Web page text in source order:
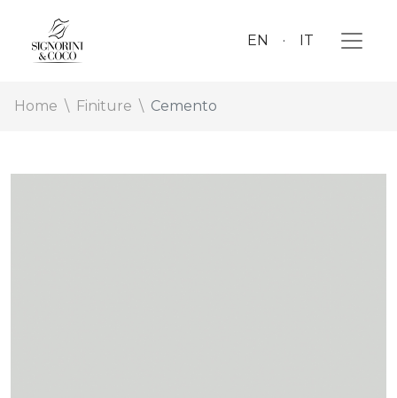
EN IT
Home Finiture Cemento